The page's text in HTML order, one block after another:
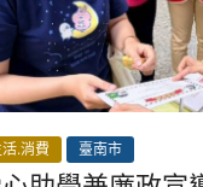
.消費 臺南市